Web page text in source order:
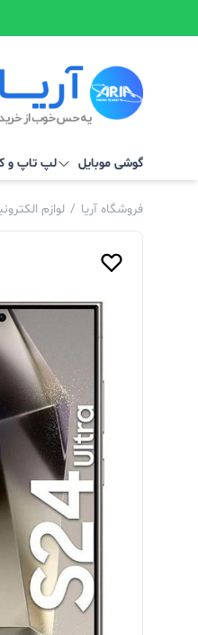
گوشی موبایل لپ تاپ و
فروشگاه آریا / لوازم